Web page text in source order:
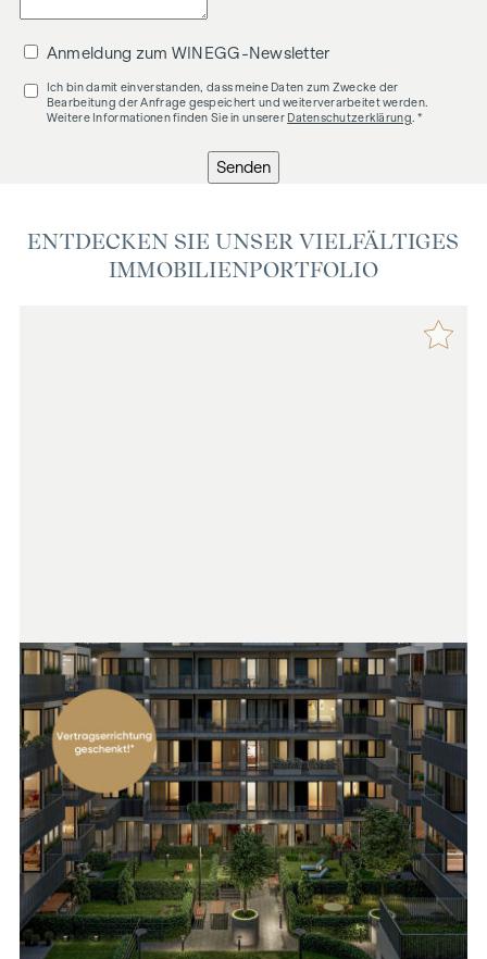
Anmeldung zum WINEGG-Newsletter
Ich bin damit einverstanden, dass meine Daten zum Zwecke der
Bearbeitung der Anfrage gespeichert und weiterverarbeitet werden.
Weitere Informationen finden Sie in unserer Datenschutzerklärung. *
Senden
ENTDECKEN SIE UNSER VIELFÄLTIGES
IMMOBILIENPORTFOLIO